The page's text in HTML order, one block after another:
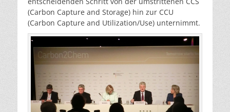
(Carbon Capture and Storage) hin zur CCU
(Carbon Capture and Utilization/Use) unternimmt.